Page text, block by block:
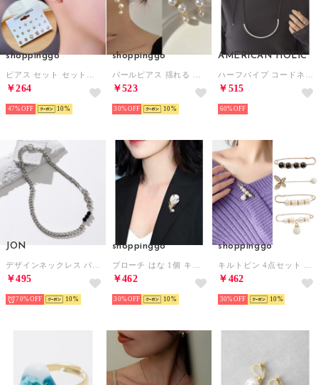
shoppinggo
￥264
47% 10
shoppinggo
￥523
30% 10
AMERICAN HOLIC
￥515
60%
JON
￥495
70% 10
shoppinggo
￥462
30% 10
shoppinggo
￥462
30% 10